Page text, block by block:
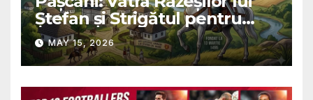
Ștefan și Strigătul pentru
Demnitate în Fața
Amalgamării
MAY 15, 2026